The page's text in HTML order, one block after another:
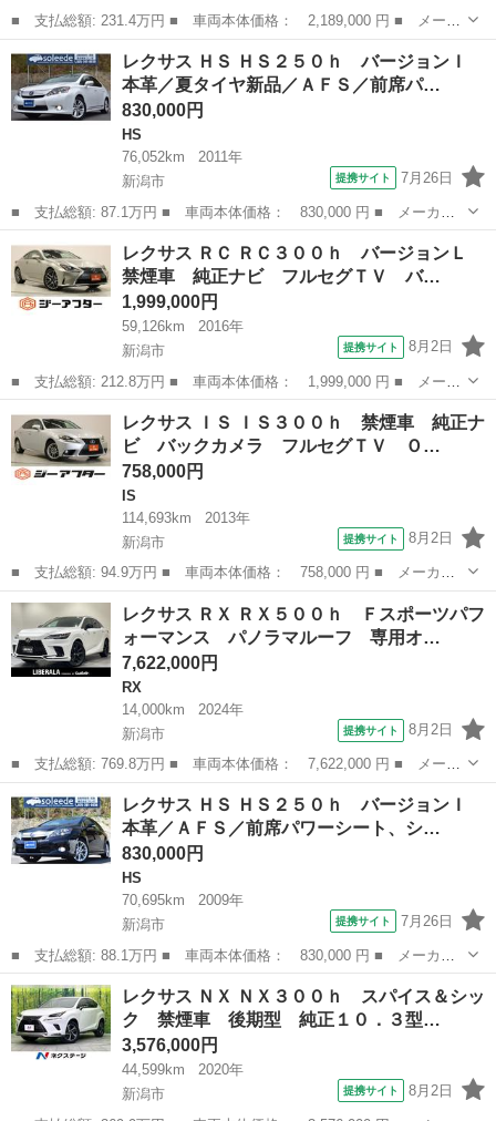
■ 支払総額: 231.4万円 ■ 車両本体価格： 2,189,000 円 ■ メーカ
ー名： レクサス ■ 車種名： ＲＸ ■ グレード名： ＲＸ２００
ｔ バージョンＬ 温冷黒革シート 禁煙車 純正１２．３インチナ
ビ フル...
新潟 新潟市 RX
レクサス ＨＳ ＨＳ２５０ｈ バージョンＩ
本革／夏タイヤ新品／ＡＦＳ／前席パ…
830,000円
HS
76,052km
2011年
新潟市
提携サイト 7月26日
■ 支払総額: 87.1万円 ■ 車両本体価格： 830,000 円 ■ メーカー
名： レクサス ■ 車種名： ＨＳ ■ グレード名： ＨＳ２５０
ｈ バージョンＩ 本革／夏タイヤ新品／ＡＦＳ／前席パワーシー
ト、シートヒータ...
新潟 新潟市 HS
レクサス ＲＣ ＲＣ３００ｈ バージョンＬ
禁煙車 純正ナビ フルセグＴＶ バ…
1,999,000円
59,126km
2016年
新潟市
提携サイト 8月2日
■ 支払総額: 212.8万円 ■ 車両本体価格： 1,999,000 円 ■ メーカ
ー名： レクサス ■ 車種名： ＲＣ ■ グレード名： ＲＣ３００
ｈ バージョンＬ 禁煙車 純正ナビ フルセグＴＶ バックカメ
ラ 温冷黒...
新潟 新潟市 レクサス
レクサス ＩＳ ＩＳ３００ｈ 禁煙車 純正ナ
ビ バックカメラ フルセグＴＶ Ｏ…
758,000円
IS
114,693km
2013年
新潟市
提携サイト 8月2日
■ 支払総額: 94.9万円 ■ 車両本体価格： 758,000 円 ■ メーカー
名： レクサス ■ 車種名： ＩＳ ■ グレード名： ＩＳ３００
ｈ 禁煙車 純正ナビ バックカメラ フルセグＴＶ ＯＰクリアラ
ンスソナー Ｏ...
新潟 新潟市 IS
レクサス ＲＸ ＲＸ５００ｈ Ｆスポーツパフ
ォーマンス パノラマルーフ 専用オ…
7,622,000円
RX
14,000km
2024年
新潟市
提携サイト 8月2日
■ 支払総額: 769.8万円 ■ 車両本体価格： 7,622,000 円 ■ メーカ
ー名： レクサス ■ 車種名： ＲＸ ■ グレード名： ＲＸ５００
ｈ Ｆスポーツパフォーマンス パノラマルーフ 専用オレンジブレ
ーキキャ...
新潟 新潟市 RX
レクサス ＨＳ ＨＳ２５０ｈ バージョンＩ
本革／ＡＦＳ／前席パワーシート、シ…
830,000円
HS
70,695km
2009年
新潟市
提携サイト 7月26日
■ 支払総額: 88.1万円 ■ 車両本体価格： 830,000 円 ■ メーカー
名： レクサス ■ 車種名： ＨＳ ■ グレード名： ＨＳ２５０
ｈ バージョンＩ 本革／ＡＦＳ／前席パワーシート、シートヒータ
ー、ベンチレー...
新潟 新潟市 HS
レクサス ＮＸ ＮＸ３００ｈ スパイス＆シッ
ク 禁煙車 後期型 純正１０．３型…
3,576,000円
44,599km
2020年
新潟市
提携サイト 8月2日